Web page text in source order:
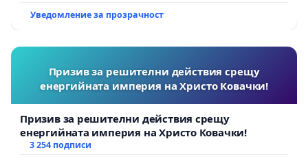
Уведомление за прозрачност
Призив за решителни действия срещу
енергийната империя на Христо Ковачки!
Призив за решителни действия срещу
енергийната империя на Христо Ковачки!
3 254 подписи